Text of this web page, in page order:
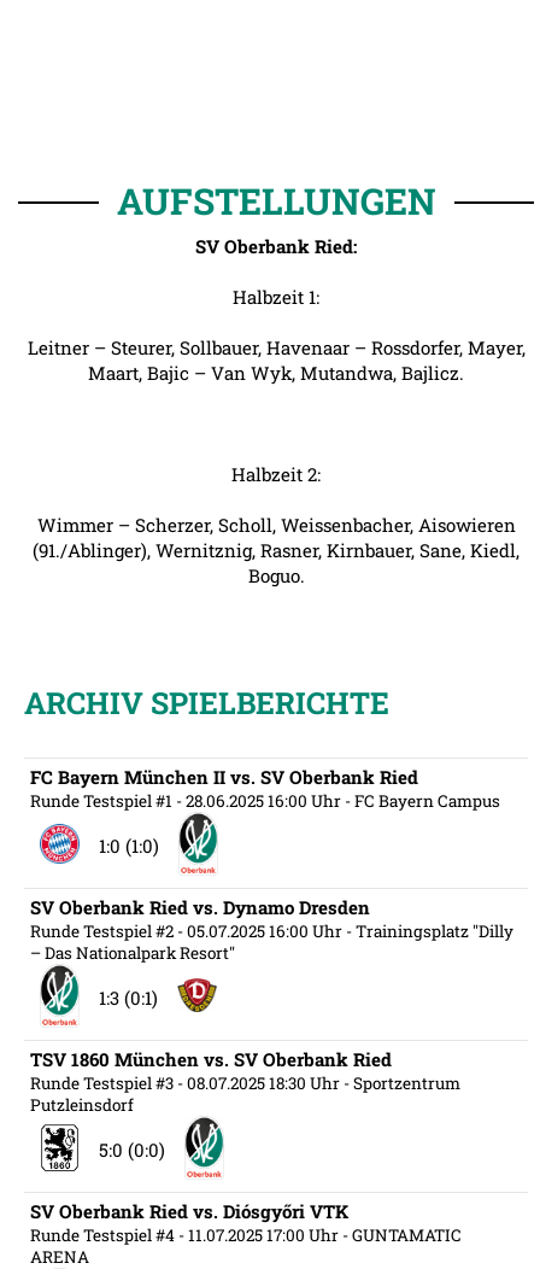
AUFSTELLUNGEN
SV Oberbank Ried:
Halbzeit 1:
Leitner – Steurer, Sollbauer, Havenaar – Rossdorfer, Mayer,
Maart, Bajic – Van Wyk, Mutandwa, Bajlicz.
Halbzeit 2:
Wimmer – Scherzer, Scholl, Weissenbacher, Aisowieren
(91./Ablinger), Wernitznig, Rasner, Kirnbauer, Sane, Kiedl,
Boguo.
ARCHIV SPIELBERICHTE
FC Bayern München II vs. SV Oberbank Ried
Runde Testspiel #1 - 28.06.2025 16:00 Uhr - FC Bayern Campus
1:0 (1:0)
SV Oberbank Ried vs. Dynamo Dresden
Runde Testspiel #2 - 05.07.2025 16:00 Uhr - Trainingsplatz "Dilly
– Das Nationalpark Resort"
1:3 (0:1)
TSV 1860 München vs. SV Oberbank Ried
Runde Testspiel #3 - 08.07.2025 18:30 Uhr - Sportzentrum
Putzleinsdorf
5:0 (0:0)
SV Oberbank Ried vs. Diósgyőri VTK
Runde Testspiel #4 - 11.07.2025 17:00 Uhr - GUNTAMATIC
ARENA